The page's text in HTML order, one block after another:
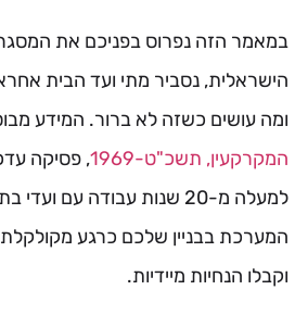
במאמר הזה נפרוס בפניכם את
הישראלית, נסביר מתי ועד הבית
ומה עושים כשזה לא ברור. המידע
המקרקעין, תשכ"ט-1969
, פסיקה
למעלה מ-20 שנות עבודה עם
המערכת בבניין שלכם כרגע
וקבלו הנחיות מיידיות.